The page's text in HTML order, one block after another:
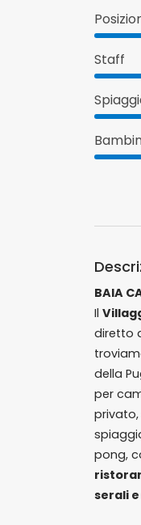
Staff
BAIA
Il
diretto
della
per
pong,
serali